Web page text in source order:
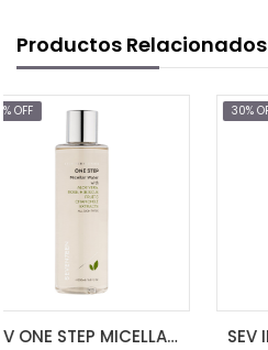
Productos Relacionados
SEV ONE STEP MICELLAR WATER 200 ML